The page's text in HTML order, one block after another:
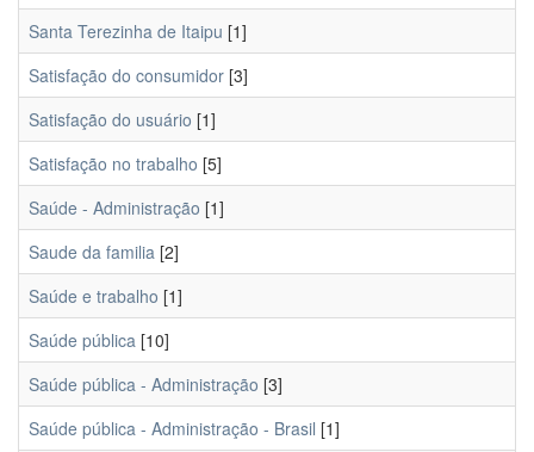
Santa Terezinha de Itaipu [1]
Satisfação do consumidor [3]
Satisfação do usuário [1]
Satisfação no trabalho [5]
Saúde - Administração [1]
Saude da familia [2]
Saúde e trabalho [1]
Saúde pública [10]
Saúde pública - Administração [3]
Saúde pública - Administração - Brasil [1]